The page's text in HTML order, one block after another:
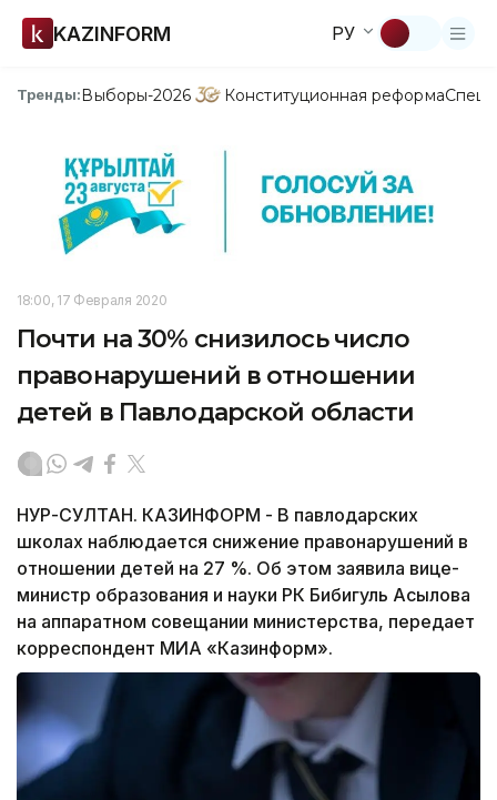
KAZINFORM РУ
Тренды:Выборы-2026 Конституционная реформа
18:00, 17 Февраля 2020
Почти на 30% снизилось число
правонарушений в отношении
детей в Павлодарской области
НУР-СУЛТАН. КАЗИНФОРМ - В павлодарских
школах наблюдается снижение правонарушений в
отношении детей на 27 %. Об этом заявила вице-
министр образования и науки РК Бибигуль Асылова
на аппаратном совещании министерства, передает
корреспондент МИА «Казинформ».